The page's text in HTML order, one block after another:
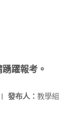
躍報考。
發布人： 教學組
|